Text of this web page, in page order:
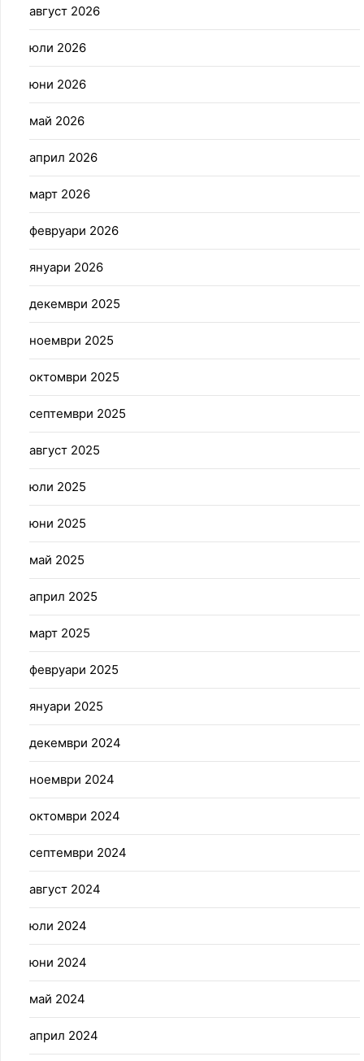
август 2026
юли 2026
юни 2026
май 2026
април 2026
март 2026
февруари 2026
януари 2026
декември 2025
ноември 2025
октомври 2025
септември 2025
август 2025
юли 2025
юни 2025
май 2025
април 2025
март 2025
февруари 2025
януари 2025
декември 2024
ноември 2024
октомври 2024
септември 2024
август 2024
юли 2024
юни 2024
май 2024
април 2024